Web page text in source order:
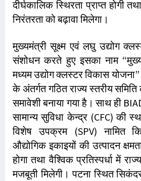
दीर्घकालिक स्थिरता प्राप्त होगी
निरंतरता को बढ़ावा मिलेगा।
मुख्यमंत्री सूक्ष्म एवं लघु उद्योग
संशोधन करते हुए इसका नाम
मध्यम उद्योग क्लस्टर विकास
के अंतर्गत गठित राज्य स्तरीय
समावेशी बनाया गया है। साथ ही
सामान्य सुविधा केन्द्र (CFC) की
विशेष उपक्रम (SPV) नामित
औद्योगिक इकाइयों की उत्पादन
होगा तथा वैश्विक प्रतिस्पर्धा में
मजबूती मिलेगी। पटना स्थित